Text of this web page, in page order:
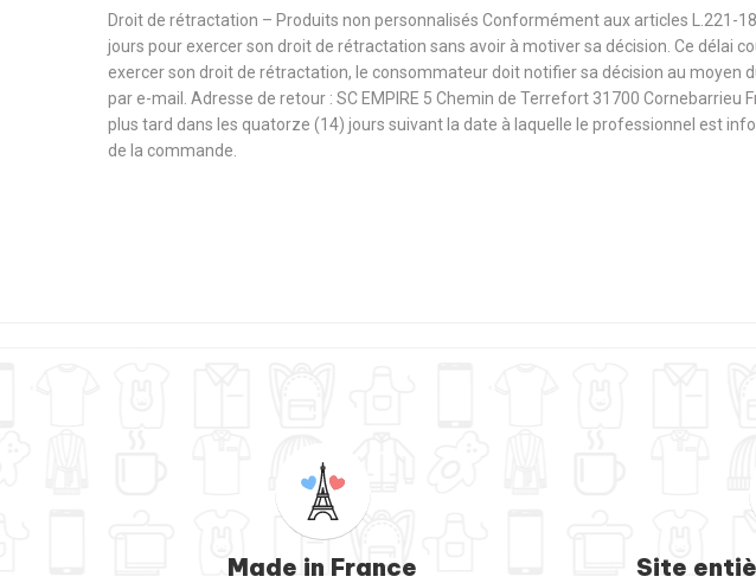
Droit de rétractation – Produits non personnalisés Conformément aux articles L.221-
jours pour exercer son droit de rétractation sans avoir à motiver sa décision. Ce délai
exercer son droit de rétractation, le consommateur doit notifier sa décision au
par e-mail. Adresse de retour : SC EMPIRE 5 Chemin de Terrefort 31700
plus tard dans les quatorze (14) jours suivant la date à laquelle le professionnel est
de la commande.
Made in France Site